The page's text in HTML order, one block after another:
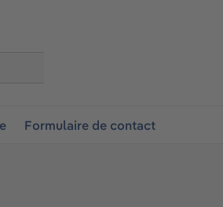
Formulaire de contact